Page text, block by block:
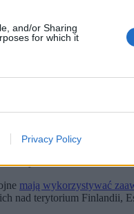
and/or Sharing
for which it
Privacy Policy
domagają się
w Estonii oraz
swoich terytoriów do
bałtyckichpowinna
„zdolności zwalczania
krajów. W ostatnim
mają wykorzystywać
nad terytorium Finlandii,